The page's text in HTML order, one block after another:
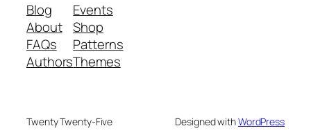
Blog
About
FAQs
Authors
Events
Shop
Patterns
Themes
Twenty Twenty-Five Designed withWordPress